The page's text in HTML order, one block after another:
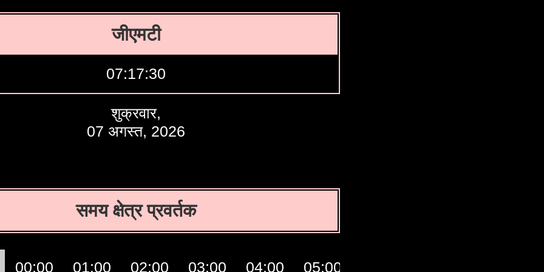
जीएमटी
07:17:31
शुक्रवार,
07 अगस्त, 2026
समय क्षेत्र प्रवर्तक
00:00 01:00 02:00 03:00 04:00 05:00